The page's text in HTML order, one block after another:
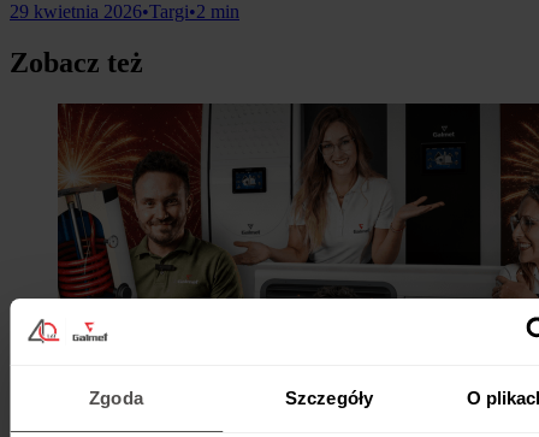
Zgoda Szczegóły O
29 kwietnia 2026•Targi•2 min
Zobacz też